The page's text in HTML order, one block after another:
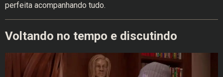
perfeita acompanhando tudo.
Voltando no tempo e discutindo